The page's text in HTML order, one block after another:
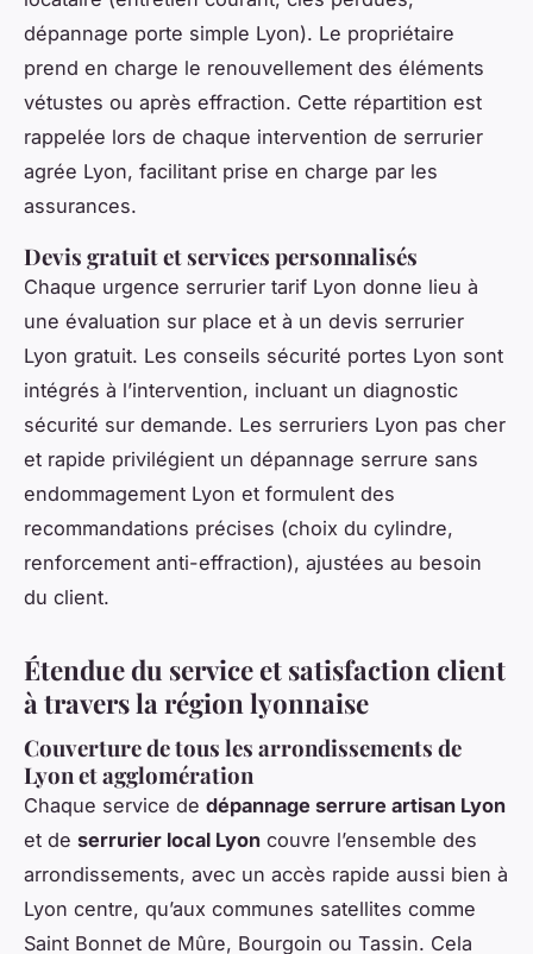
dépannage porte simple Lyon). Le propriétaire
prend en charge le renouvellement des éléments
vétustes ou après effraction. Cette répartition est
rappelée lors de chaque intervention de serrurier
agrée Lyon, facilitant prise en charge par les
assurances.
Devis gratuit et services personnalisés
Chaque urgence serrurier tarif Lyon donne lieu à
une évaluation sur place et à un devis serrurier
Lyon gratuit. Les conseils sécurité portes Lyon sont
intégrés à l’intervention, incluant un diagnostic
sécurité sur demande. Les serruriers Lyon pas cher
et rapide privilégient un dépannage serrure sans
endommagement Lyon et formulent des
recommandations précises (choix du cylindre,
renforcement anti-effraction), ajustées au besoin
du client.
Étendue du service et satisfaction client
à travers la région lyonnaise
Couverture de tous les arrondissements de
Lyon et agglomération
Chaque service de dépannage serrure artisan Lyon
et de serrurier local Lyon couvre l’ensemble des
arrondissements, avec un accès rapide aussi bien à
Lyon centre, qu’aux communes satellites comme
Saint Bonnet de Mûre, Bourgoin ou Tassin. Cela